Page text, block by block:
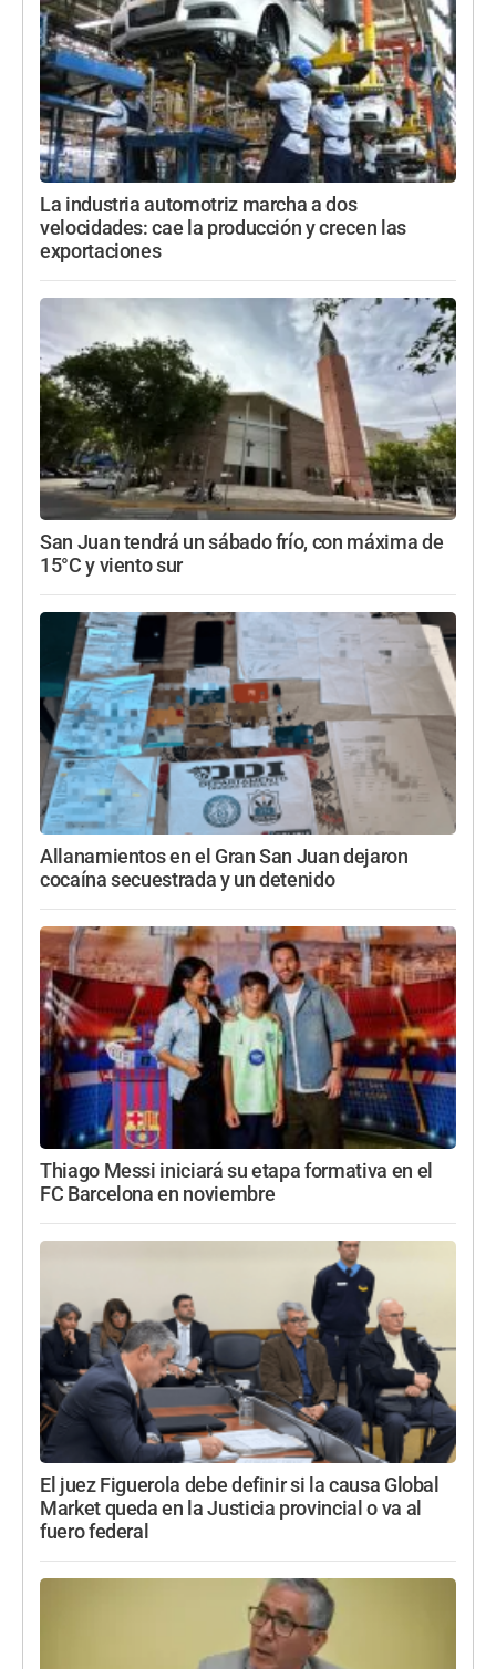
La industria automotriz marcha a dos
velocidades: cae la producción y crecen las
exportaciones
San Juan tendrá un sábado frío, con máxima de
15°C y viento sur
Allanamientos en el Gran San Juan dejaron
cocaína secuestrada y un detenido
Thiago Messi iniciará su etapa formativa en el
FC Barcelona en noviembre
El juez Figuerola debe definir si la causa Global
Market queda en la Justicia provincial o va al
fuero federal